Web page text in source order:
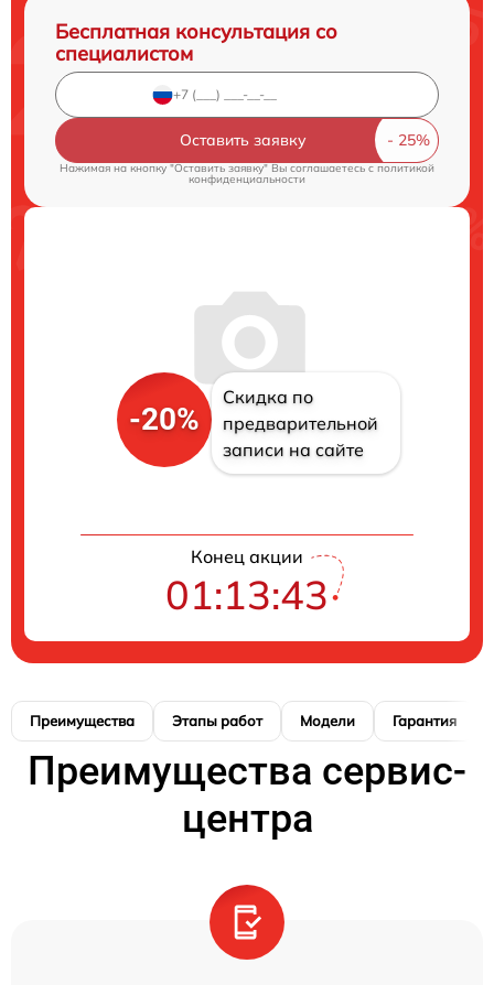
Бесплатная консультация со
специалистом
Оставить заявку
Нажимая на кнопку "Оставить заявку" Вы соглашаетесь cполитикой
конфиденциальности
-20%
Скидка по
предварительной
записи на сайте
Конец акции
01:13:42
Преимущества Этапы работ Модели Гарантия
Преимущества сервис-
центра